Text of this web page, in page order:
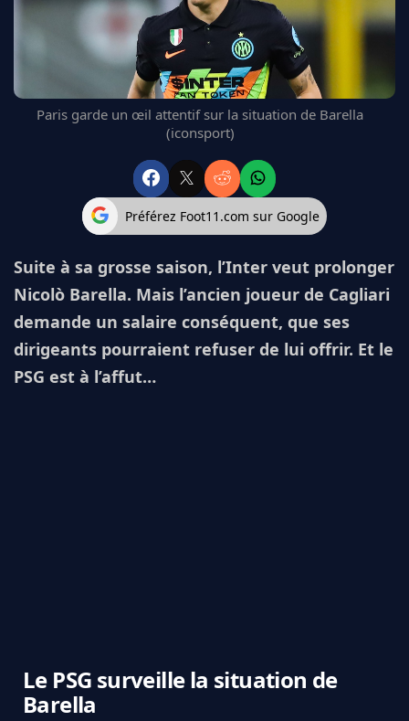
MANCHESTER UNITED
BAYERN
Paris garde un œil attentif sur la situation de Barella
(iconsport)
Préférez Foot11.com sur Google
Suite à sa grosse saison, l’Inter veut prolonger
Nicolò Barella. Mais l’ancien joueur de Cagliari
demande un salaire conséquent, que ses
dirigeants pourraient refuser de lui offrir. Et le
PSG est à l’affut…
Le PSG surveille la situation de
Barella